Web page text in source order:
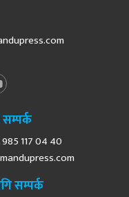
117 04 40
सम्पर्क